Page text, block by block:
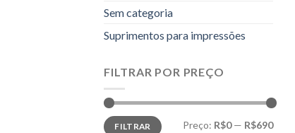
Sem categoria
Suprimentos para impressões
FILTRAR POR PREÇO
FILTRAR Preço: R$0— R$690